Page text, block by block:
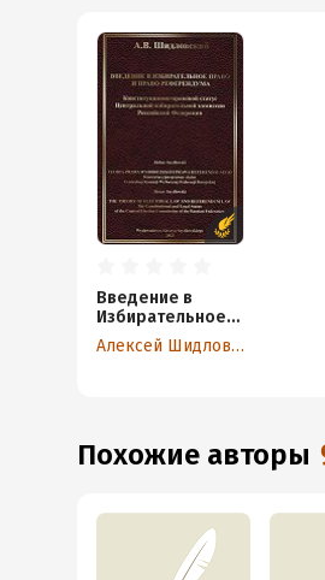
Введение в
Избирательное
право и Право
референдума
Алексей Шидловский
Похожие авторы